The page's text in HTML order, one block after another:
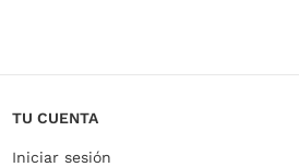
TU CUENTA
Iniciar sesión